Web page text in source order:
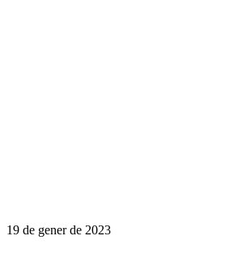
19 de gener de 2023